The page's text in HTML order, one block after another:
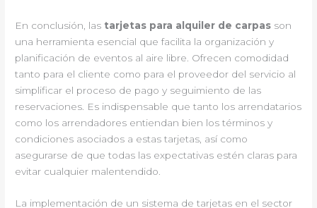
En conclusión, las tarjetas para alquiler de carpas son
una herramienta esencial que facilita la organización y
planificación de eventos al aire libre. Ofrecen comodidad
tanto para el cliente como para el proveedor del servicio al
simplificar el proceso de pago y seguimiento de las
reservaciones. Es indispensable que tanto los arrendatarios
como los arrendadores entiendan bien los términos y
condiciones asociados a estas tarjetas, así como
asegurarse de que todas las expectativas estén claras para
evitar cualquier malentendido.
La implementación de un sistema de tarjetas en el sector